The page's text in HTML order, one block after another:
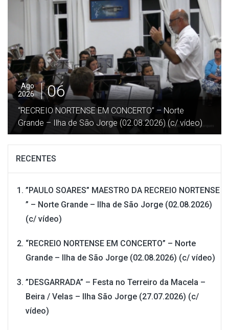
Ago
2026
05
”DESGARRADA” – Festa no Terreiro da Macela –
Beira / Velas – Ilha São Jorge (27.07.2026) (c/ vídeo)
RECENTES
”PAULO SOARES” MAESTRO DA RECREIO NORTENSE
” – Norte Grande – Ilha de São Jorge (02.08.2026)
(c/ vídeo)
“RECREIO NORTENSE EM CONCERTO” – Norte
Grande – Ilha de São Jorge (02.08.2026) (c/ vídeo)
”DESGARRADA” – Festa no Terreiro da Macela –
Beira / Velas – Ilha São Jorge (27.07.2026) (c/
vídeo)